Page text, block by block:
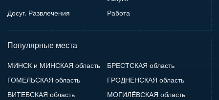
Досуг. Развлечения
Работа
Популярные места
МИНСК и МИНСКАЯ область
БРЕСТСКАЯ область
ГОМЕЛЬСКАЯ область
ГРОДНЕНСКАЯ область
ВИТЕБСКАЯ область
МОГИЛЁВСКАЯ область